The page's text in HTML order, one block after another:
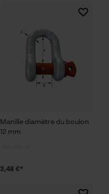
Manille diamètre du boulon
12 mm
3,48 €*